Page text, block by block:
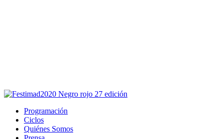
Programación
Ciclos
Quiénes Somos